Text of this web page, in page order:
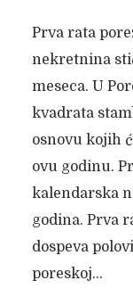
Prva rata
nekretnina
meseca. U
kvadrata
osnovu kojih
ovu godinu.
kalendarska
godina. Prva
dospeva
poreskoj...